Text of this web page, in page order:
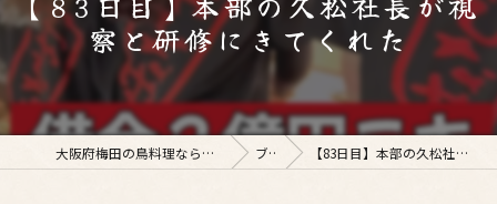
察と研修にきてくれた
大阪府梅田の鳥料理なら釜焼鳥本舗おやひなや 梅田店 ブログ 【83日目】本部の久松社長が視察と研修にきてくれた